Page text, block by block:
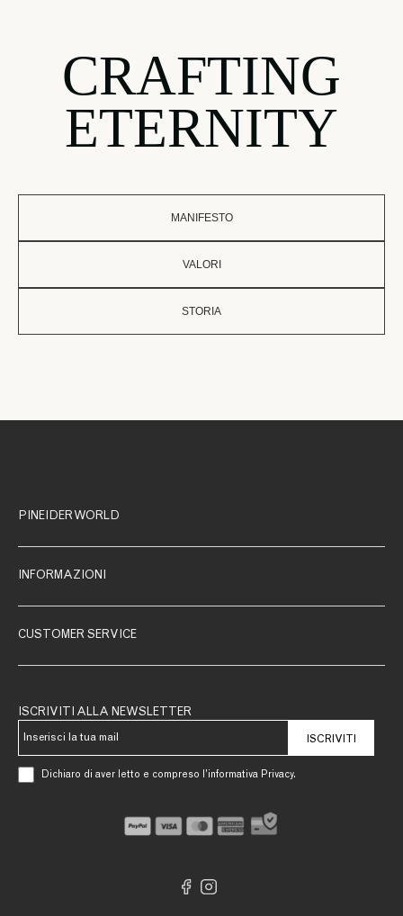
CRAFTING
ETERNITY
MANIFESTO
VALORI
STORIA
PINEIDER WORLD
INFORMAZIONI
CUSTOMER SERVICE
ISCRIVITI ALLA NEWSLETTER
ISCRIVITI
Dichiaro di aver letto e compreso l’informativa Privacy.